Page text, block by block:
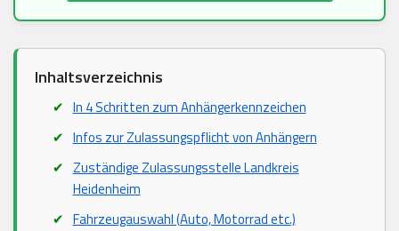
Inhaltsverzeichnis
In 4 Schritten zum Anhängerkennzeichen
Infos zur Zulassungspflicht von Anhängern
Zuständige Zulassungsstelle Landkreis
Heidenheim
Fahrzeugauswahl (Auto, Motorrad etc.)